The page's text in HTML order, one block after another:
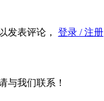
发表评论， 登录 / 注册
与我们联系！